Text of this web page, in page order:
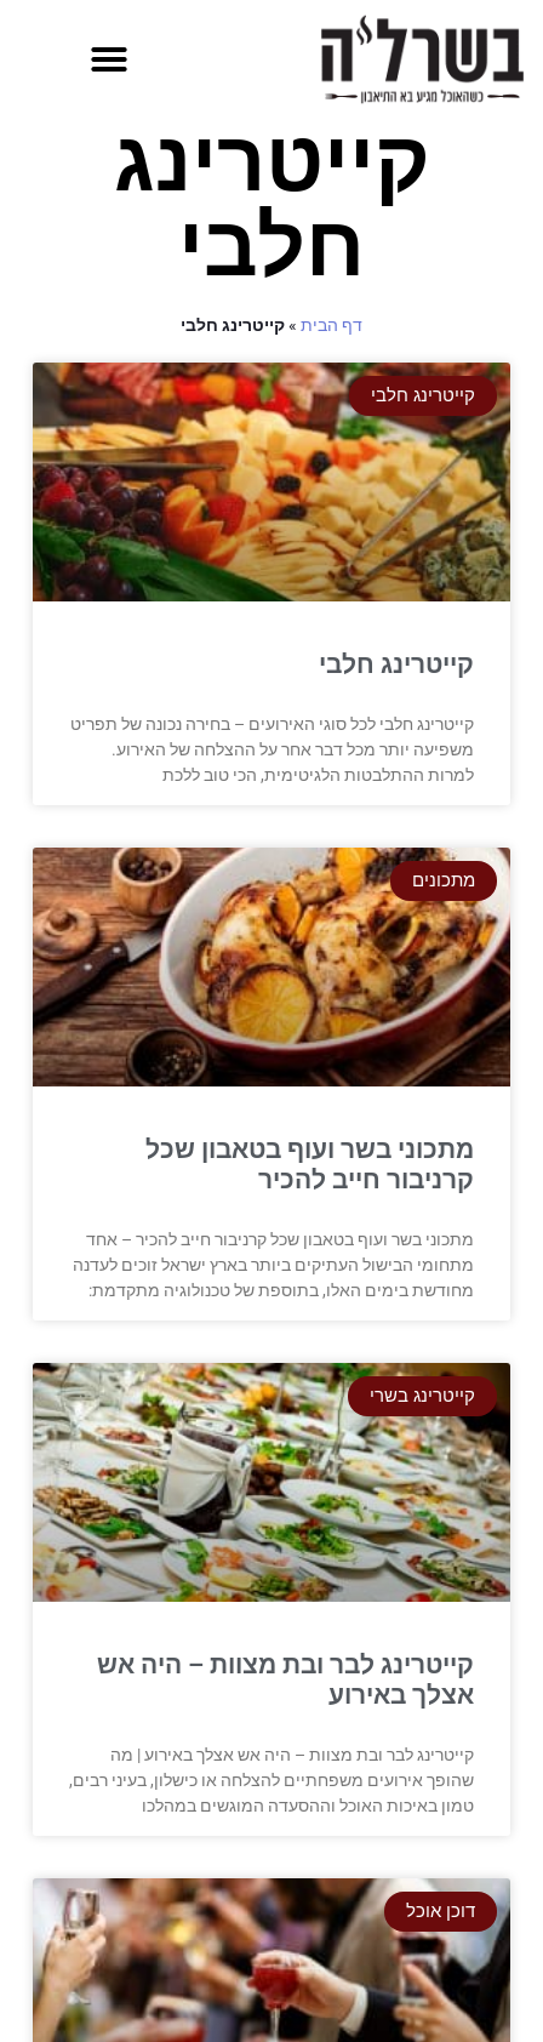
קייטרינג
חלבי
דף הבית »קייטרינג חלבי
קייטרינג חלבי
קייטרינג חלבי
קייטרינג חלבי לכל סוגי האירועים – בחירה נכונה של תפריט
משפיעה יותר מכל דבר אחר על ההצלחה של האירוע.
למרות ההתלבטות הלגיטימית, הכי טוב ללכת
מתכונים
מתכוני בשר ועוף בטאבון שכל
קרניבור חייב להכיר
מתכוני בשר ועוף בטאבון שכל קרניבור חייב להכיר – אחד
מתחומי הבישול העתיקים ביותר בארץ ישראל זוכים לעדנה
מחודשת בימים האלו, בתוספת של טכנולוגיה מתקדמת:
קייטרינג בשרי
קייטרינג לבר ובת מצוות – היה אש
אצלך באירוע
קייטרינג לבר ובת מצוות – היה אש אצלך באירוע | מה
שהופך אירועים משפחתיים להצלחה או כישלון, בעיני רבים,
טמון באיכות האוכל וההסעדה המוגשים במהלכו
דוכן אוכל